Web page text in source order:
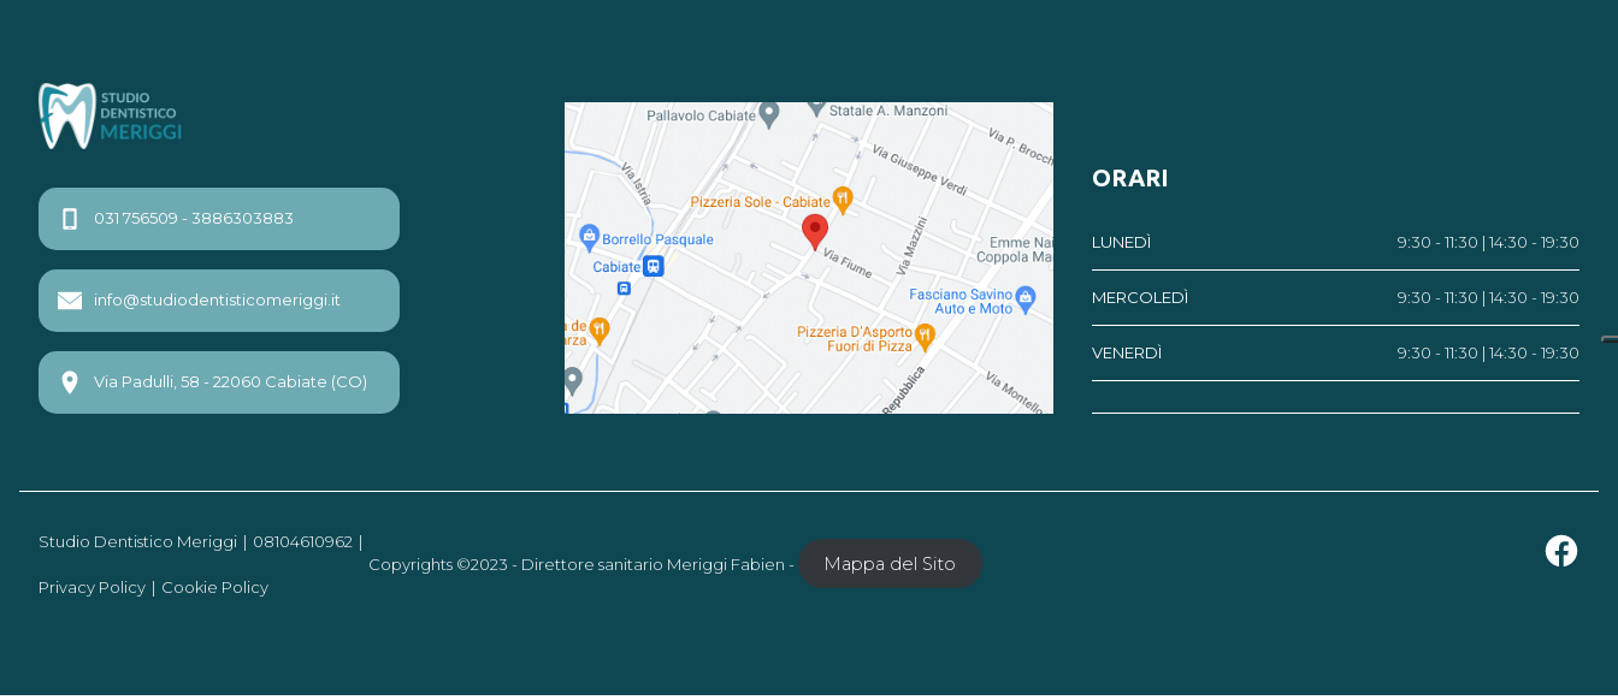
031 756509 - 3886303883
info@studiodentisticomeriggi.it
Via Padulli, 58 - 22060 Cabiate (CO)
ORARI
LUNEDÌ 9:30 - 11:30 | 14:30 - 19:30
MERCOLEDÌ 9:30 - 11:30 | 14:30 - 19:30
VENERDÌ 9:30 - 11:30 | 14:30 - 19:30
Studio Dentistico Meriggi
08104610962
Copyrights ©2023 - Direttore sanitario Meriggi Fabien -
Mappa del Sito
Privacy Policy Cookie Policy